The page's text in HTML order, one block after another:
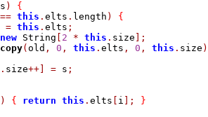
s )
{
== this . elts . length )
{
= this . elts ;
new String 2 * this . size ];
( old , 0 , this . elts , 0 , this . size
. size++] = s ;
) { return this . elts i ];
}